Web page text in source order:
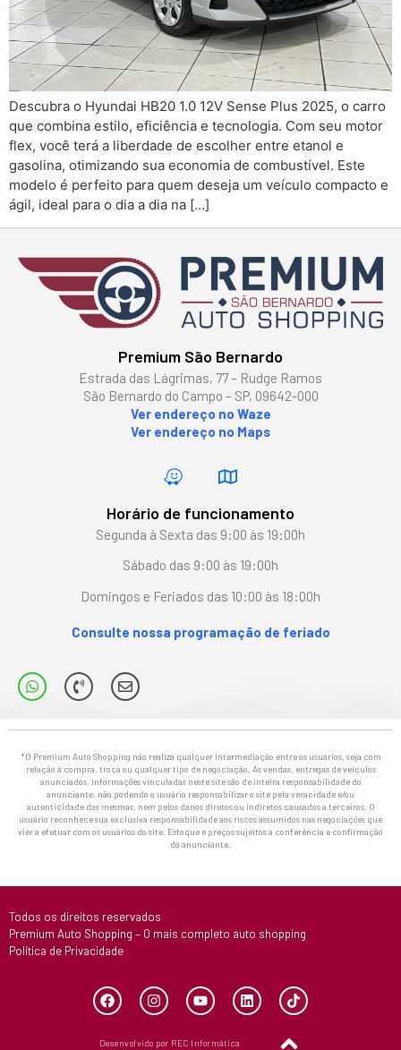
Descubra o Hyundai HB20 1.0 12V Sense Plus 2025, o carro
que combina estilo, eficiência e tecnologia. Com seu motor
flex, você terá a liberdade de escolher entre etanol e
gasolina, otimizando sua economia de combustível. Este
modelo é perfeito para quem deseja um veículo compacto e
ágil, ideal para o dia a dia na […]
Premium São Bernardo
Estrada das Lágrimas, 77 – Rudge Ramos
São Bernardo do Campo – SP, 09642-000
Ver endereço no Waze
Ver endereço no Maps
Horário de funcionamento
Segunda à Sexta das 9:00 às 19:00h
Sábado das 9:00 às 19:00h
Domingos e Feriados das 10:00 às 18:00h
Consulte nossa programação de feriado
*O Premium Auto Shopping não realiza qualquer intermediação entre os usuários, seja com
relação à compra, troca ou qualquer tipo de negociação. As vendas, entregas de veículos
anunciados, informações vinculadas neste site são de inteira responsabilidade do
anunciante, não podendo o usuário responsabilizar o site pela veracidade e/ou
autenticidade das mesmas, nem pelos danos diretos ou indiretos causados a terceiros. O
usuário reconhece sua exclusiva responsabilidade aos riscos assumidos nas negociações que
vier a efetuar com os usuários do site. Estoque e preços sujeitos a conferência e confirmação
do anunciante.
Todos os direitos reservados
Premium Auto Shopping – O mais completo auto shopping
Política de Privacidade
Desenvolvido por REC Informática